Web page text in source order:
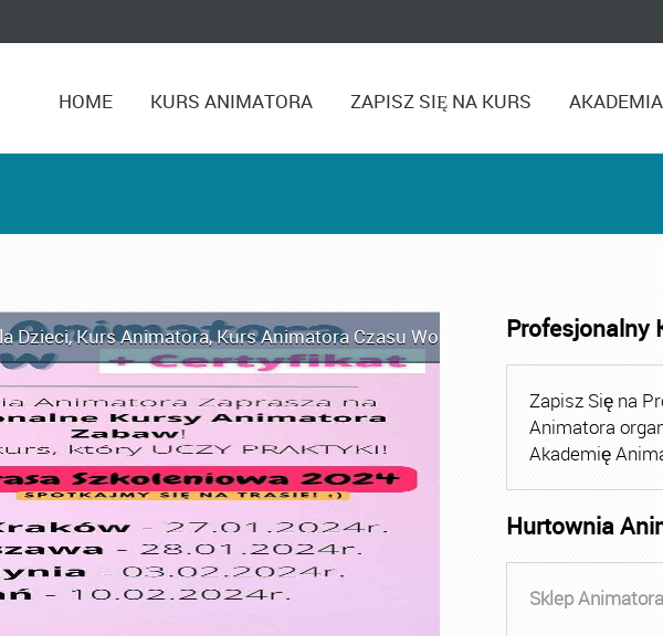
HOME KURS ANIMATORA ZAPISZ SIĘ NA KURS
Dzieci,Kurs Animatora,Kurs Animatora Czasu Wolnego Kurs Animatora
Profesjonalny
Zapisz Się na
Animatora
Akademię
Hurtownia
Sklep Animatora